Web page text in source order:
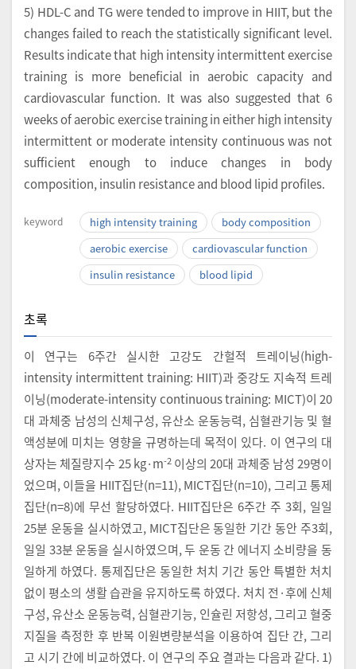
5) HDL-C and TG were tended to improve in HIIT, but the
changes failed to reach the statistically significant level.
Results indicate that high intensity intermittent exercise
training is more beneficial in aerobic capacity and
cardiovascular function. It was also suggested that 6
weeks of aerobic exercise training in either high intensity
intermittent or moderate intensity continuous was not
sufficient enough to induce changes in body
composition, insulin resistance and blood lipid profiles.
keyword high intensity training
body composition
aerobic exercise
cardiovascular function
insulin resistance
blood lipid
초록
이 연구는 6주간 실시한 고강도 간헐적 트레이닝(high-
intensity intermittent training: HIIT)과 중강도 지속적 트레
이닝(moderate-intensity continuous training: MICT)이 20
대 과체중 남성의 신체구성, 유산소 운동능력, 심혈관기능 및 혈
액성분에 미치는 영향을 규명하는데 목적이 있다. 이 연구의 대
상자는 체질량지수 25 kg·m-2이상의 20대 과체중 남성 29명이
었으며, 이들을 HIIT집단(n=11), MICT집단(n=10), 그리고 통제
집단(n=8)에 무선 할당하였다. HIIT집단은 6주간 주 3회, 일일
25분 운동을 실시하였고, MICT집단은 동일한 기간 동안 주3회,
일일 33분 운동을 실시하였으며, 두 운동 간 에너지 소비량을 동
일하게 하였다. 통제집단은 동일한 처치 기간 동안 특별한 처치
없이 평소의 생활 습관을 유지하도록 하였다. 처치 전·후에 신체
구성, 유산소 운동능력, 심혈관기능, 인슐린 저항성, 그리고 혈중
지질을 측정한 후 반복 이원변량분석을 이용하여 집단 간, 그리
고 시기 간에 비교하였다. 이 연구의 주요 결과는 다음과 같다. 1)